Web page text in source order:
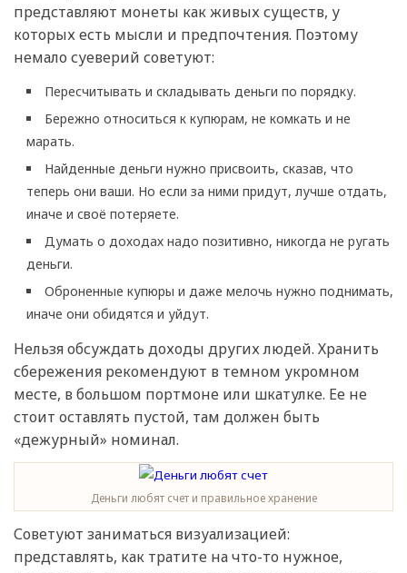
представляют монеты как живых существ, у
которых есть мысли и предпочтения. Поэтому
немало суеверий советуют:
Пересчитывать и складывать деньги по порядку.
Бережно относиться к купюрам, не комкать и не
марать.
Найденные деньги нужно присвоить, сказав, что
теперь они ваши. Но если за ними придут, лучше отдать,
иначе и своё потеряете.
Думать о доходах надо позитивно, никогда не ругать
деньги.
Оброненные купюры и даже мелочь нужно поднимать,
иначе они обидятся и уйдут.
Нельзя обсуждать доходы других людей. Хранить
сбережения рекомендуют в темном укромном
месте, в большом портмоне или шкатулке. Ее не
стоит оставлять пустой, там должен быть
«дежурный» номинал.
Деньги любят счет и правильное хранение
Советуют заниматься визуализацией:
представлять, как тратите на что-то нужное,